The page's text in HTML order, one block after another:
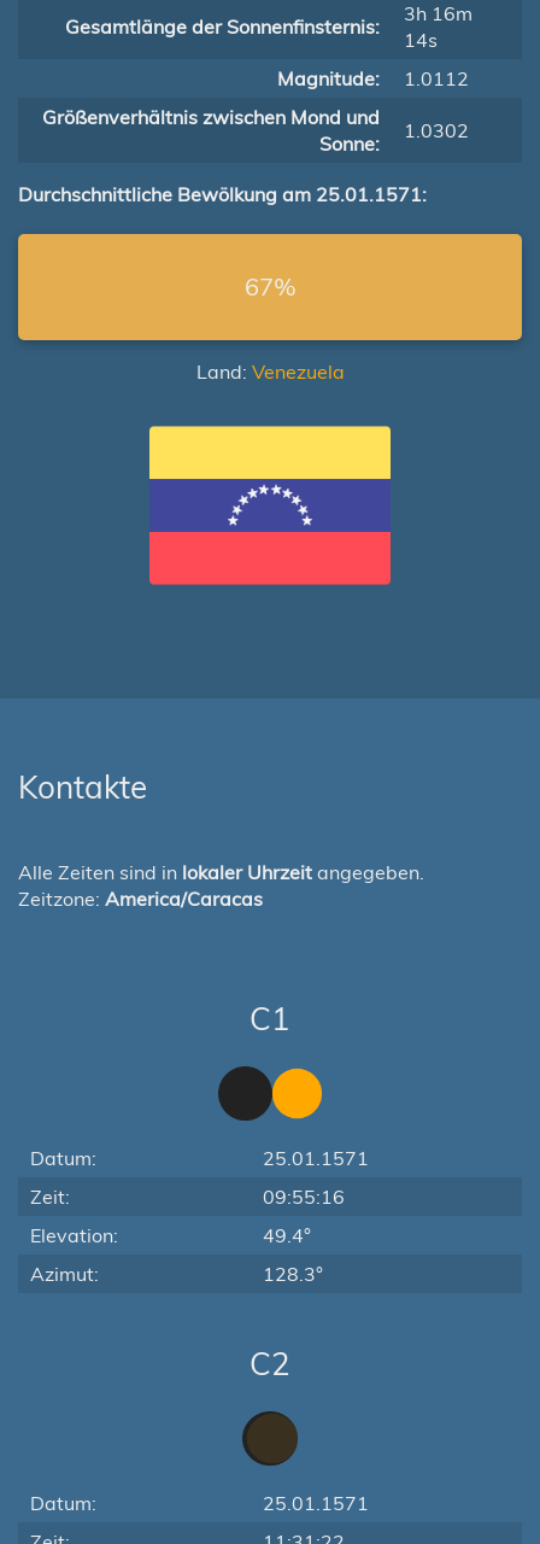
Gesamtlänge der Sonnenfinsternis:
3h 16m
14s
Magnitude:
1.0112
Größenverhältnis zwischen Mond und
Sonne:
1.0302
Durchschnittliche Bewölkung am 25.01.1571:
67%
Land: Venezuela
Kontakte
Alle Zeiten sind in lokaler Uhrzeit angegeben.
Zeitzone: America/Caracas
C1
Datum:
25.01.1571
Zeit:
09:55:16
Elevation:
49.4°
Azimut:
128.3°
C2
Datum:
25.01.1571